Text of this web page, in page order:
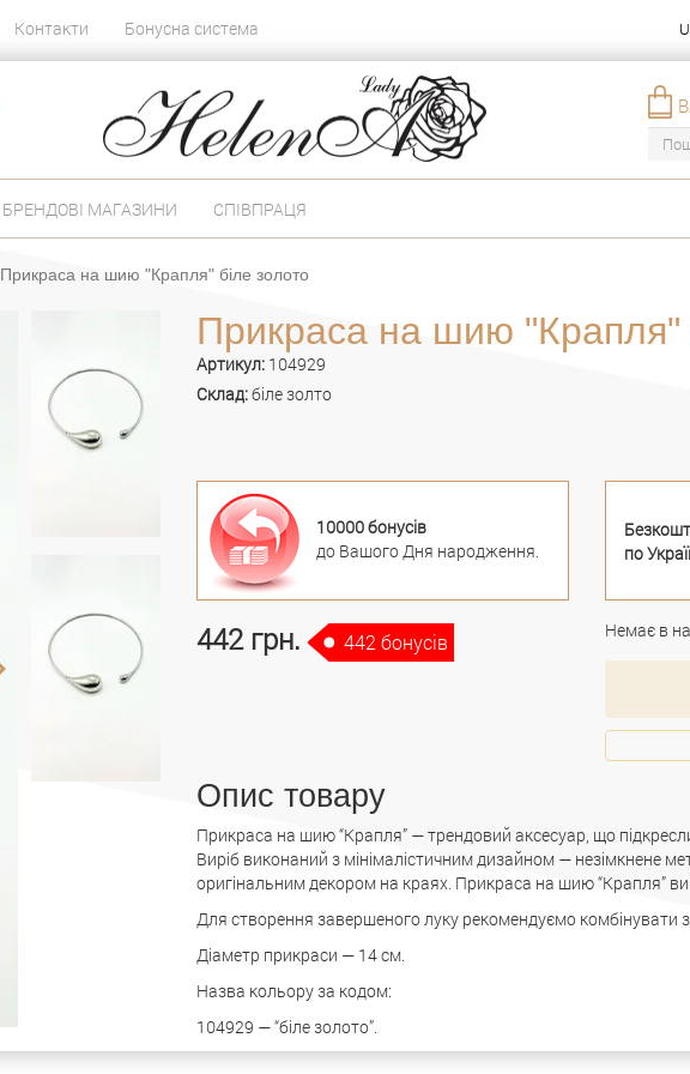
Контакти Бонусна система
БРЕНДОВІ МАГАЗИНИ СПІВПРАЦЯ
Прикраса на шию "Крапля" біле золото
Прикраса на шию "Крапля"
Артикул: 104929
Склад:біле золто
10000 бонусів
до Вашого Дня народження.
по
442 грн. 442 бонусів Немає в
Опис товару
Прикраса на шию “Крапля” — трендовий аксесуар, що
Виріб виконаний з мінімалістичним дизайном — незімкнене
оригінальним декором на краях. Прикраса на шию “Крапля”
Для створення завершеного луку рекомендуємо комбінувати
Діаметр прикраси — 14 см.
Назва кольору за кодом:
104929 — “біле золото”.